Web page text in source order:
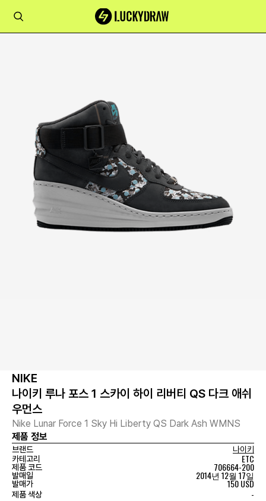
NIKE
나이키 루나 포스 1 스카이 하이 리버티 QS 다크 애쉬
우먼스
Nike Lunar Force 1 Sky Hi Liberty QS Dark Ash WMNS
제품 정보
브랜드
나이키
카테고리
ETC
제품 코드 706664-200
발매일 2014년 12월 17일
발매가 150 USD
제품 색상 -